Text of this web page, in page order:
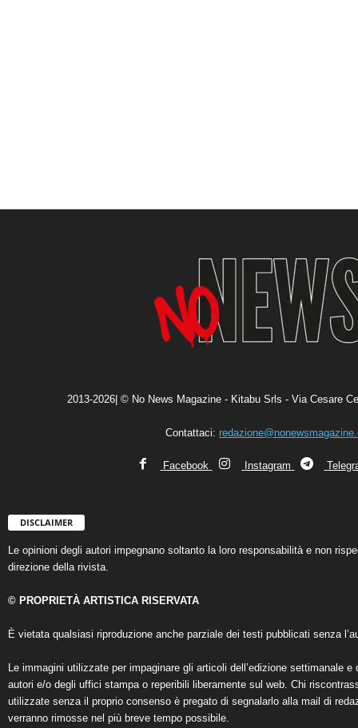
2013-2026| © No News Magazine - Kitabu Srls - Via Cesare
Contattaci:
Facebook Instagram
DISCLAIMER
Le opinioni degli autori impegnano soltanto la loro responsabilità e non
direzione della rivista.
© PROPRIETÀ ARTISTICA RISERVATA
È vietata qualsiasi riproduzione anche parziale dei testi pubblicati senza
Le immagini utilizzate per impaginare gli articoli dell’edizione settimanale
autori e/o degli uffici stampa o reperibili liberamente sul web. Chi
utilizzate senza il proprio consenso è pregato di segnalarlo alla mail di
verranno rimosse nel più breve tempo possibile.